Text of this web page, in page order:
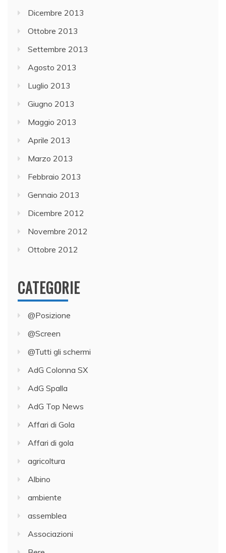
Dicembre 2013
Ottobre 2013
Settembre 2013
Agosto 2013
Luglio 2013
Giugno 2013
Maggio 2013
Aprile 2013
Marzo 2013
Febbraio 2013
Gennaio 2013
Dicembre 2012
Novembre 2012
Ottobre 2012
CATEGORIE
@Posizione
@Screen
@Tutti gli schermi
AdG Colonna SX
AdG Spalla
AdG Top News
Affari di Gola
Affari di gola
agricoltura
Albino
ambiente
assemblea
Associazioni